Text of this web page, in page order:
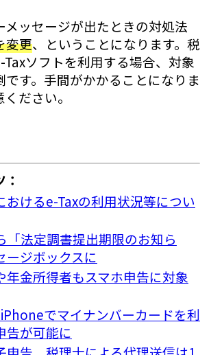
ッセージが出たときの対処法
変更、ということになります。税
ソフトを利用する場合、対象
です。手間がかかることになりま
ださい。
おけるe-Taxの利用状況等につい
「法定調書提出期限のお知ら
ージボックスに
年金所得者もスマホ申告に対象
でマイナンバーカードを利
告が可能に